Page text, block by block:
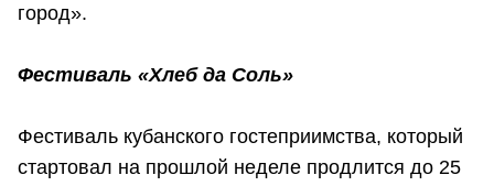
город».
Фестиваль «Хлеб да Соль»
Фестиваль кубанского гостеприимства, который
стартовал на прошлой неделе продлится до 25